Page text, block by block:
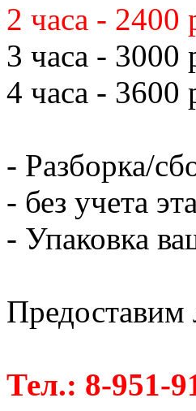
2 часа - 2400
3 часа - 3000
4 часа - 3600
- Разборка/
- без учета
- Упаковка
Предоставим
Тел.: 8-951-